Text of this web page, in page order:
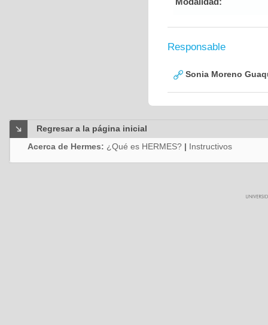
Responsable
Sonia Moreno
Regresar a la página inicial
Acerca de Hermes: ¿Qué es HERMES? | Instructivos